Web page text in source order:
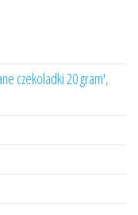
czekoladki 20 gram',